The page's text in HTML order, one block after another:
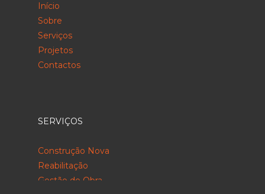
Início
Sobre
Serviços
Projetos
Contactos
SERVIÇOS
Construção Nova
Reabilitação
Gestão de Obra